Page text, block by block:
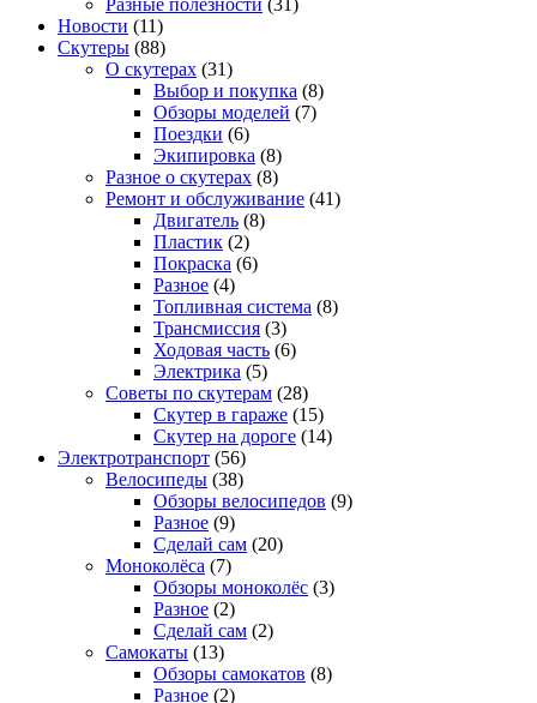
Новости (11)
Скутеры (88)
О скутерах (31)
Выбор и покупка (8)
Обзоры моделей (7)
Поездки (6)
Экипировка (8)
Разное о скутерах (8)
Ремонт и обслуживание (41)
Двигатель (8)
Пластик (2)
Покраска (6)
Разное (4)
Топливная система (8)
Трансмиссия (3)
Ходовая часть (6)
Электрика (5)
Советы по скутерам (28)
Скутер в гараже (15)
Скутер на дороге (14)
Электротранспорт (56)
Велосипеды (38)
Обзоры велосипедов (9)
Разное (9)
Сделай сам (20)
Моноколёса (7)
Обзоры моноколёс (3)
Разное (2)
Сделай сам (2)
Самокаты (13)
Обзоры самокатов (8)
Разное (2)